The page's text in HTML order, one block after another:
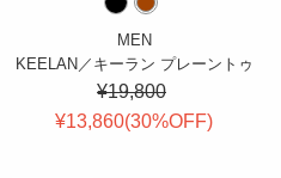
MEN
KEELAN／キーラン プレーントゥ
¥19,800
¥13,860(30%OFF)